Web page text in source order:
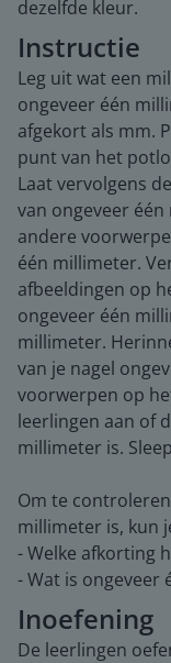
dezelfde kleur.
Instructie
Leg uit wat een
ongeveer één
afgekort als mm.
punt van het
Laat vervolgens
van ongeveer
andere
één millimeter.
afbeeldingen op
ongeveer één
millimeter.
van je nagel
voorwerpen op
leerlingen aan of
millimeter is.
Om te
millimeter is, kun
- Welke afkorting
- Wat is ongeveer
Inoefening
De leerlingen